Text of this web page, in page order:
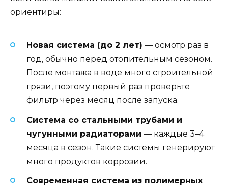
ориентиры:
Новая система (до 2 лет) — осмотр раз в
год, обычно перед отопительным сезоном.
После монтажа в воде много строительной
грязи, поэтому первый раз проверьте
фильтр через месяц после запуска.
Система со стальными трубами и
чугунными радиаторами — каждые 3–4
месяца в сезон. Такие системы генерируют
много продуктов коррозии.
Современная система из полимерных